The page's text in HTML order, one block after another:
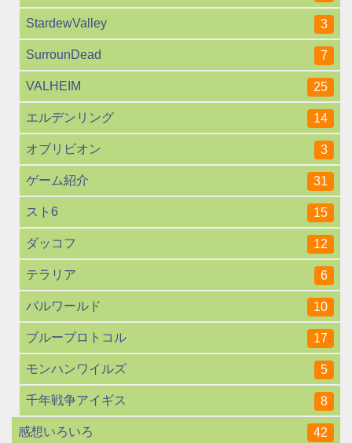
StardewValley 3
SurrounDead 7
VALHEIM 25
エルデンリング 14
オブリビオン 3
ゲーム紹介 31
スト6 15
ダッコフ 12
テラリア 6
パルワールド 10
ブループロトコル 17
モンハンワイルズ 5
千年戦争アイギス 8
感想いろいろ 42